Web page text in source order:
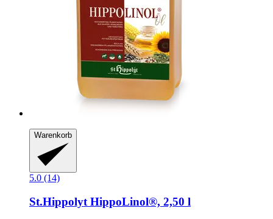
Warenkorb
5.0 (14)
St.Hippolyt HippoLinol®, 2,50 l